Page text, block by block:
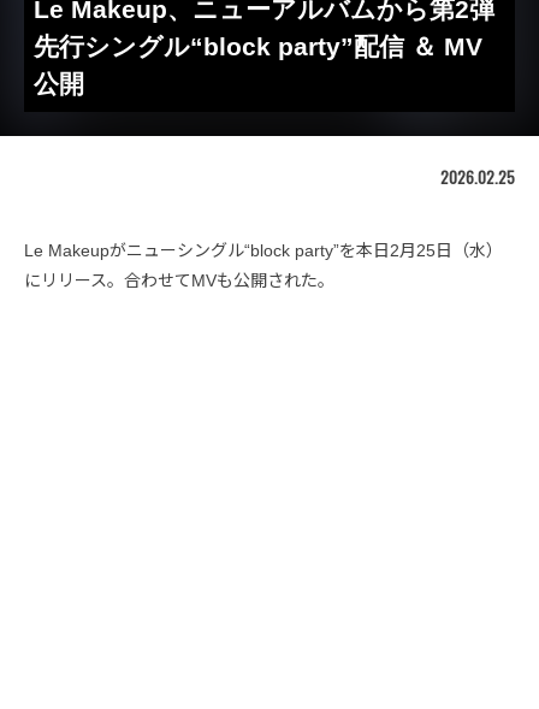
Le Makeup、ニューアルバムから第2弾
先行シングル“block party”配信 ＆ MV
公開
2026.02.25
Le Makeupがニューシングル“block party”を本日2月25日（水）
にリリース。合わせてMVも公開された。